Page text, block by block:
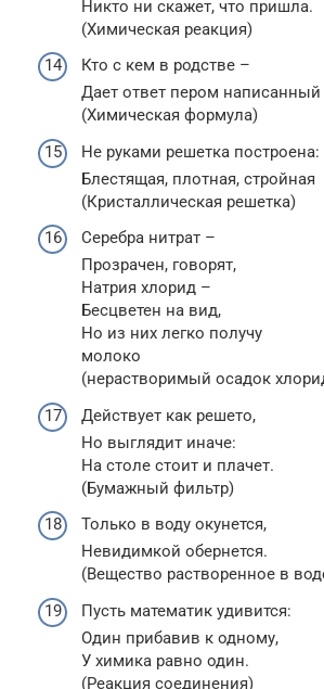
Никто ни скажет, что пришла.
(Химическая реакция)
Кто с кем в родстве –
Дает ответ пером написанный
(Химическая формула)
Не руками решетка построена:
Блестящая, плотная, стройная
(Кристаллическая решетка)
Серебра нитрат –
Прозрачен, говорят,
Натрия хлорид –
Бесцветен на вид,
Но из них легко получу
молоко
(нерастворимый осадок
Действует как решето,
Но выглядит иначе:
На столе стоит и плачет.
(Бумажный фильтр)
Только в воду окунется,
Невидимкой обернется.
(Вещество растворенное в
Пусть математик удивится:
Один прибавив к одному,
У химика равно один.
(Реакция соединения)